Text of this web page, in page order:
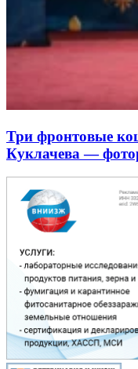
Три фронтовые
Куклачева —